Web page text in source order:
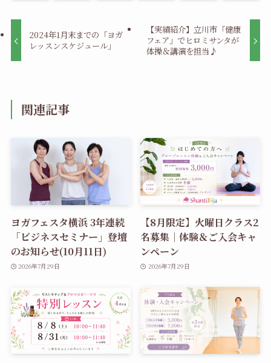
2024年1月末までの「ヨガ
レッスンスケジュール」
【実績紹介】立川市「健康
フェア」でヒロミサンタが
体操＆講演を担当♪
関連記事
ヨガフェスタ横浜 3年連続
「ビジネスセミナー」登壇
のお知らせ(10月11日)
2026年7月29日
【8月限定】火曜日クラス2
名募集｜体験＆ご入会キャ
ンペーン
2026年7月29日